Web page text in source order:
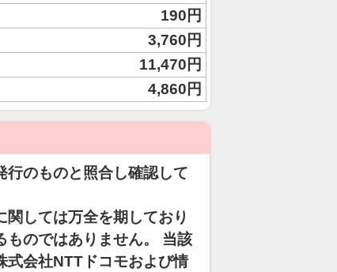
190円
3,760円
11,470円
4,860円
行のものと照合し確認して
しては万全を期しており
ものではありません。 当該
式会社NTTドコモおよび情